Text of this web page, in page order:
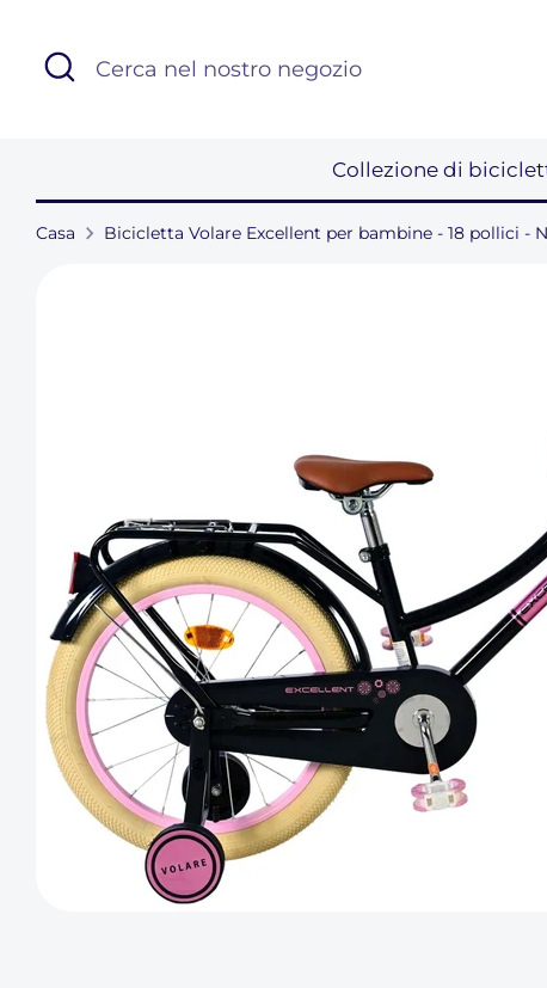
contenuto
Di
Cerca
Collezione di
Casa Bicicletta Volare Excellent per bambine - 18 pollici -